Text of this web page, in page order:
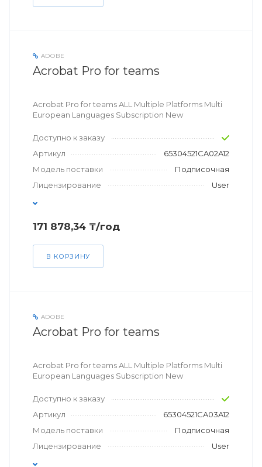
ADOBE
Acrobat Pro for teams
Acrobat Pro for teams ALL Multiple Platforms Multi
European Languages Subscription New
Доступно к заказу
Артикул
65304521CA02A12
Модель поставки
Подписочная
Лицензирование
User
171 878,34 ₸/год
В КОРЗИНУ
ADOBE
Acrobat Pro for teams
Acrobat Pro for teams ALL Multiple Platforms Multi
European Languages Subscription New
Доступно к заказу
Артикул
65304521CA03A12
Модель поставки
Подписочная
Лицензирование
User